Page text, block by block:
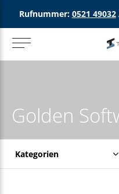
Rufnummer: 0521 49032
Golden
Kategorien